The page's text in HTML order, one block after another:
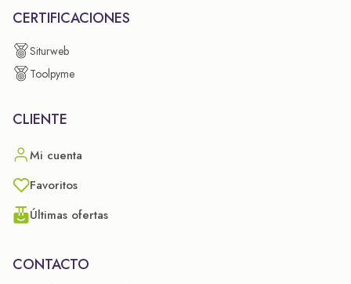
CERTIFICACIONES
Siturweb
Toolpyme
CLIENTE
Mi cuenta
Favoritos
Últimas ofertas
CONTACTO